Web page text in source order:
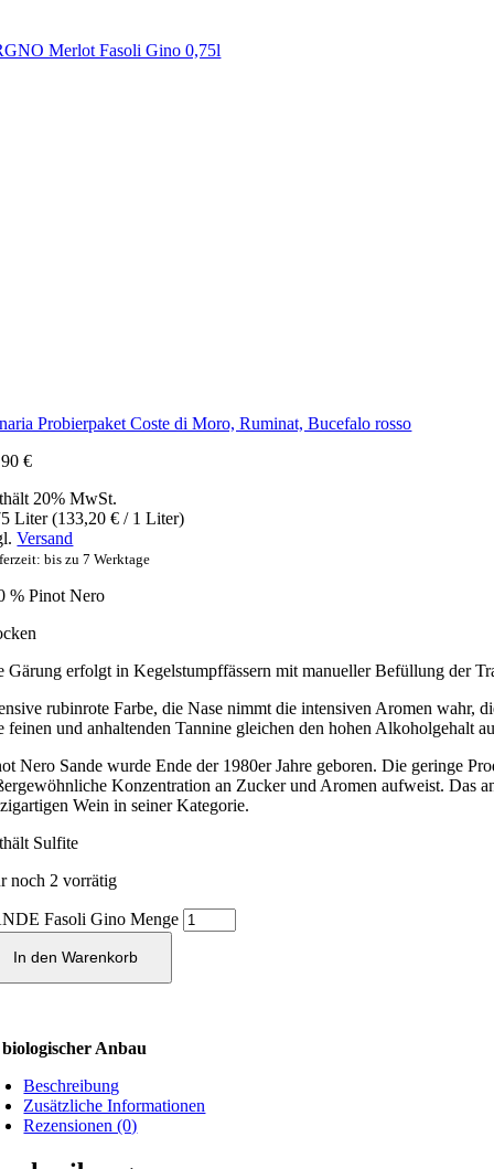
Merlot Fasoli Gino 0,75l
Probierpaket Coste di Moro, Ruminat, Bucefalo rosso
€
20% MwSt.
Liter (133,20€ / 1 Liter)
Versand
bis zu 7 Werktage
% Pinot Nero
Gärung erfolgt in Kegelstumpffässern mit manueller Befüllung der
rubinrote Farbe, die Nase nimmt die intensiven Aromen wahr,
feinen und anhaltenden Tannine gleichen den hohen Alkoholgehalt
Nero Sande wurde Ende der 1980er Jahre geboren. Die geringe
Konzentration an Zucker und Aromen aufweist. Das
Wein in seiner Kategorie.
Sulfite
noch 2 vorrätig
Fasoli Gino Menge
In den Warenkorb
Anbau
Beschreibung
Zusätzliche Informationen
Rezensionen (0)